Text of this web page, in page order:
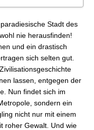
Holometrie
Stadt des
nie herausfinden!
und ein drastisch
sich selten gut.
lassen, entgegen der
Nun findet sich im
sondern ein
nicht nur mit einem
roher Gewalt. Und wie